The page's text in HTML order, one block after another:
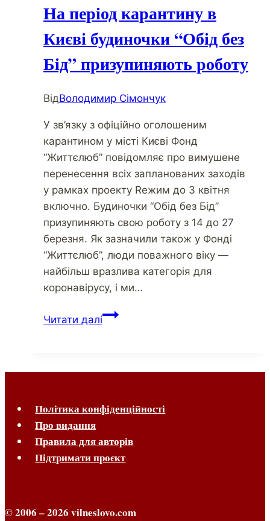
На період карантину в
Києві будиночки “Обід без
Бід” призупиняють роботу
ВідВолодимир Сімончук
У зв’язку з офіційно оголошеним
карантином у місті Києві Фонд
“Життєлюб” повідомляє про вимушене
перенесення всіх запланованих заходів
у рамках проекту Reжим до 3 квітня
включно. Будиночки “Обід без Бід”
призупиняють свою роботу з 14 до 27
березня. Як зазначили також у Фонді
“Життєлюб”, люди поважного віку —
найбільш вразлива категорія для
коронавірусу, і ми…
Читати далі
Політика конфіденційності
Про видання
Правила для авторів
Підтримати проєкт
© 2006 – 2026 vilneslovo.com